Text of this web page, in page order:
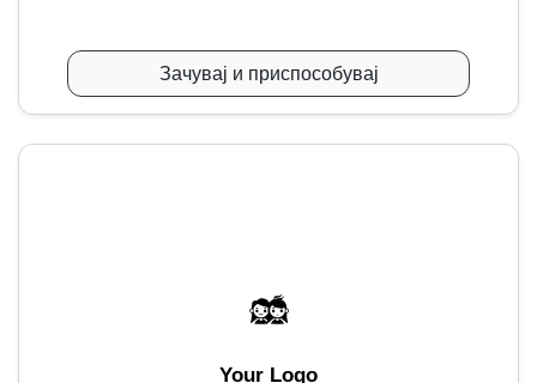
Зачувај и приспособувај
Your Logo